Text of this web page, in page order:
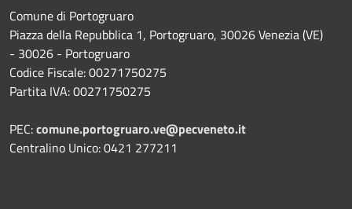
Comune di Portogruaro
Piazza della Repubblica 1, Portogruaro, 30026 Venezia (VE)
- 30026 - Portogruaro
Codice Fiscale: 00271750275
Partita IVA: 00271750275
PEC:comune.portogruaro.ve@pecveneto.it
Centralino Unico: 0421 277211